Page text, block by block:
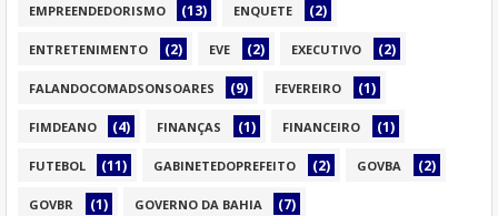
EMPREENDEDORISMO (13) ENQUETE (2)
ENTRETENIMENTO (2) EVE (2) EXECUTIVO (2)
FALANDOCOMADSONSOARES (9) FEVEREIRO (1)
FIMDEANO (4) FINANÇAS (1) FINANCEIRO (1)
FUTEBOL (11) GABINETEDOPREFEITO (2) GOVBA (2)
GOVBR (1) GOVERNO DA BAHIA (7)